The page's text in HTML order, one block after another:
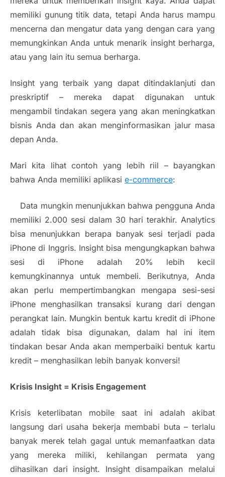
memiliki gunung titik data, tetapi Anda harus mampu
mencerna dan mengatur data yang dengan cara yang
memungkinkan Anda untuk menarik insightberharga,
atau yang lain itu semua berharga.
Insight yang terbaik yang dapat ditindaklanjuti dan
preskriptif – mereka dapat digunakan untuk
mengambil tindakan segera yang akan meningkatkan
bisnis Anda dan akan menginformasikan jalur masa
depan Anda.
Mari kita lihat contoh yang lebih riil – bayangkan
bahwa Anda memiliki aplikasi e-commerce:
Data mungkin menunjukkan bahwa pengguna Anda
memiliki 2.000 sesi dalam 30 hari terakhir. Analytics
bisa menunjukkan berapa banyak sesi terjadi pada
iPhone di Inggris. Insight bisa mengungkapkan bahwa
sesi di iPhone adalah 20% lebih kecil
kemungkinannya untuk membeli. Berikutnya, Anda
akan perlu mempertimbangkan mengapa sesi-sesi
iPhone menghasilkan transaksi kurang dari dengan
perangkat lain. Mungkin bentuk kartu kredit di iPhone
adalah tidak bisa digunakan, dalam hal ini item
tindakan besar Anda akan memperbaiki bentuk kartu
kredit – menghasilkan lebih banyak konversi!
Krisis Insight = Krisis Engagement
Krisis keterlibatan mobile saat ini adalah akibat
langsung dari usaha bekerja membabi buta – terlalu
banyak merek telah gagal untuk memanfaatkan data
yang mereka miliki, kehilangan permata yang
dihasilkan dari insight. Insightdisampaikan melalui